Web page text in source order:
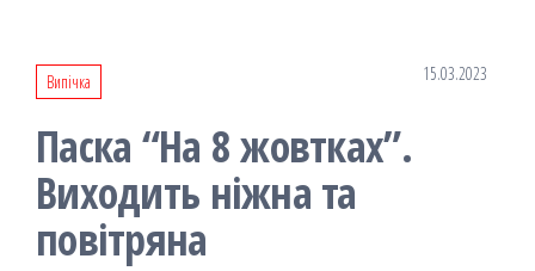
Випічка 15.03.2023
Паска “На 8 жовтках”.
Виходить ніжна та
повітряна